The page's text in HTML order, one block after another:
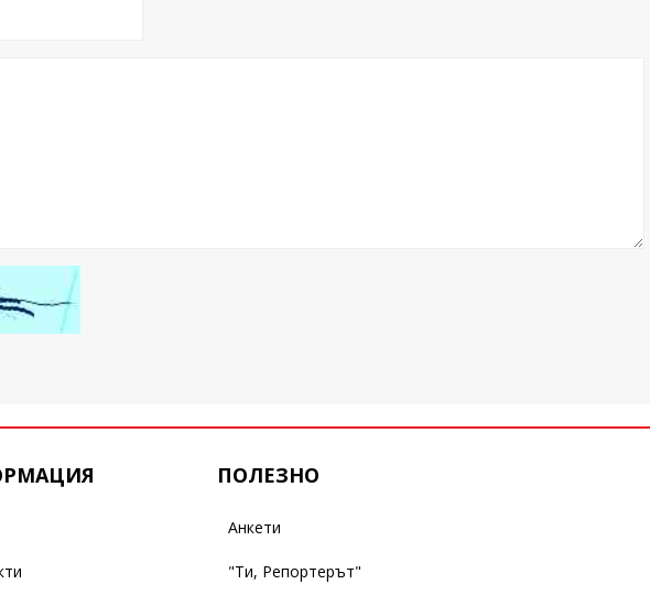
ПОЛЕЗНО
Анкети
"Ти, Репортерът"